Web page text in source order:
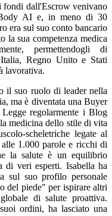
fondi dall'Escrow venivano
AI e, in meno di 30
era sul suo conto bancario
la sua competenza medica
permettendogli di
Regno Unito e Stati
lavorativa.
il suo ruolo di leader nella
ma è diventata una Buyer
regolarmente i Blog
medicina dello stile di vita
scheletriche legate al
1.000 parole e ricchi di
la salute è un equilibrio
di veri esperti. Isabella ha
sul suo profilo personale
del piede" per ispirare altri
di salute proattiva.
ordini, ha lasciato una